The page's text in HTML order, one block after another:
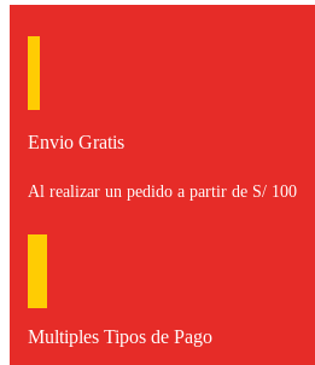
Envio Gratis
Al realizar un pedido a partir de S/ 100
Multiples Tipos de Pago